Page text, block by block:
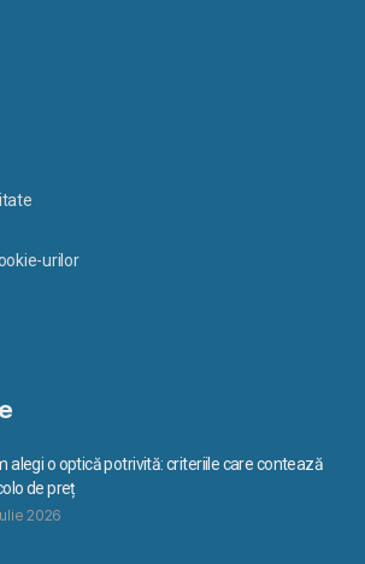
urilor
alegi o optică potrivită: criteriile care contează
de preț
2026